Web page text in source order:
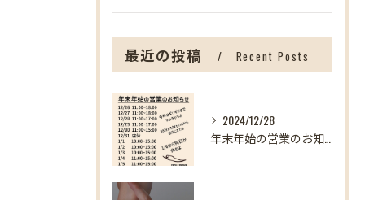
最近の投稿 Recent Posts
2024/12/28